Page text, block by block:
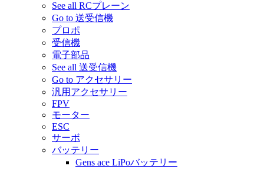
See all RCプレーン
Go to 送受信機
プロポ
受信機
電子部品
See all 送受信機
Go to アクセサリー
汎用アクセサリー
FPV
モーター
ESC
サーボ
バッテリー
Gens ace LiPoバッテリー